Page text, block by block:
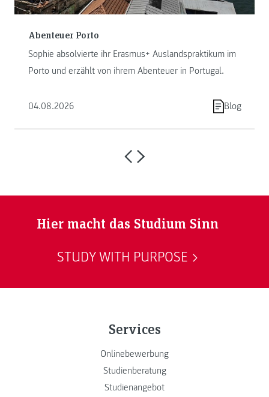
Abenteuer Porto
Sophie absolvierte ihr Erasmus+ Auslandspraktikum im
Porto und erzählt von ihrem Abenteuer in Portugal.
04.08.2026 Blog
Hier macht das Studium Sinn
STUDY WITH PURPOSE
Services
Onlinebewerbung
Studienberatung
Studienangebot